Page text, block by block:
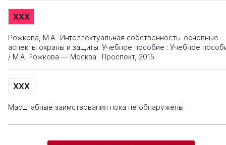
XXX
Рожкова, М.А.. Интеллектуальная собственность: основные
аспекты охраны и защиты. Учебное пособие : Учебное
/ М.А. Рожкова — Москва : Проспект, 2015.
XXX
Масштабные заимствования пока не обнаружены